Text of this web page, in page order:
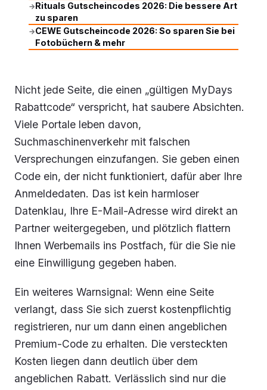
→Rituals Gutscheincodes 2026: Die bessere Art
zu sparen
→CEWE Gutscheincode 2026: So sparen Sie bei
Fotobüchern & mehr
Nicht jede Seite, die einen „gültigen MyDays
Rabattcode“ verspricht, hat saubere Absichten.
Viele Portale leben davon,
Suchmaschinenverkehr mit falschen
Versprechungen einzufangen. Sie geben einen
Code ein, der nicht funktioniert, dafür aber Ihre
Anmeldedaten. Das ist kein harmloser
Datenklau, Ihre E-Mail-Adresse wird direkt an
Partner weitergegeben, und plötzlich flattern
Ihnen Werbemails ins Postfach, für die Sie nie
eine Einwilligung gegeben haben.
Ein weiteres Warnsignal: Wenn eine Seite
verlangt, dass Sie sich zuerst kostenpflichtig
registrieren, nur um dann einen angeblichen
Premium-Code zu erhalten. Die versteckten
Kosten liegen dann deutlich über dem
angeblichen Rabatt. Verlässlich sind nur die